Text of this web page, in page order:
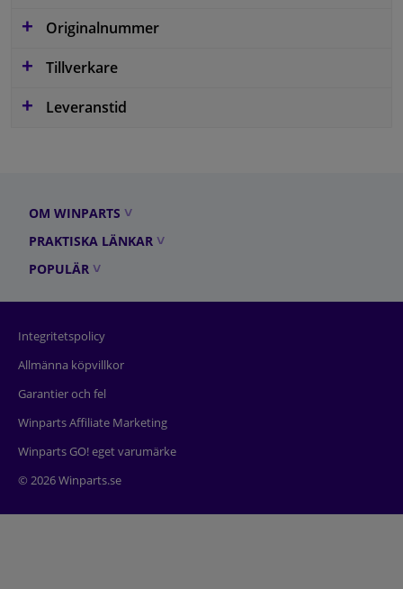
Originalnummer
Tillverkare
Leveranstid
OM WINPARTS
PRAKTISKA LÄNKAR
POPULÄR
Integritetspolicy
Allmänna köpvillkor
Garantier och fel
Winparts Affiliate Marketing
Winparts GO! eget varumärke
© 2026 Winparts.se